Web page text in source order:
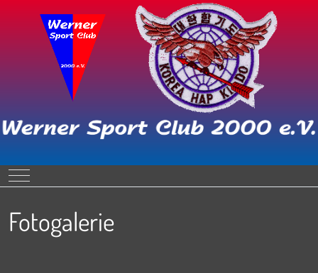
Mobile Menu Toggle
Fotogalerie